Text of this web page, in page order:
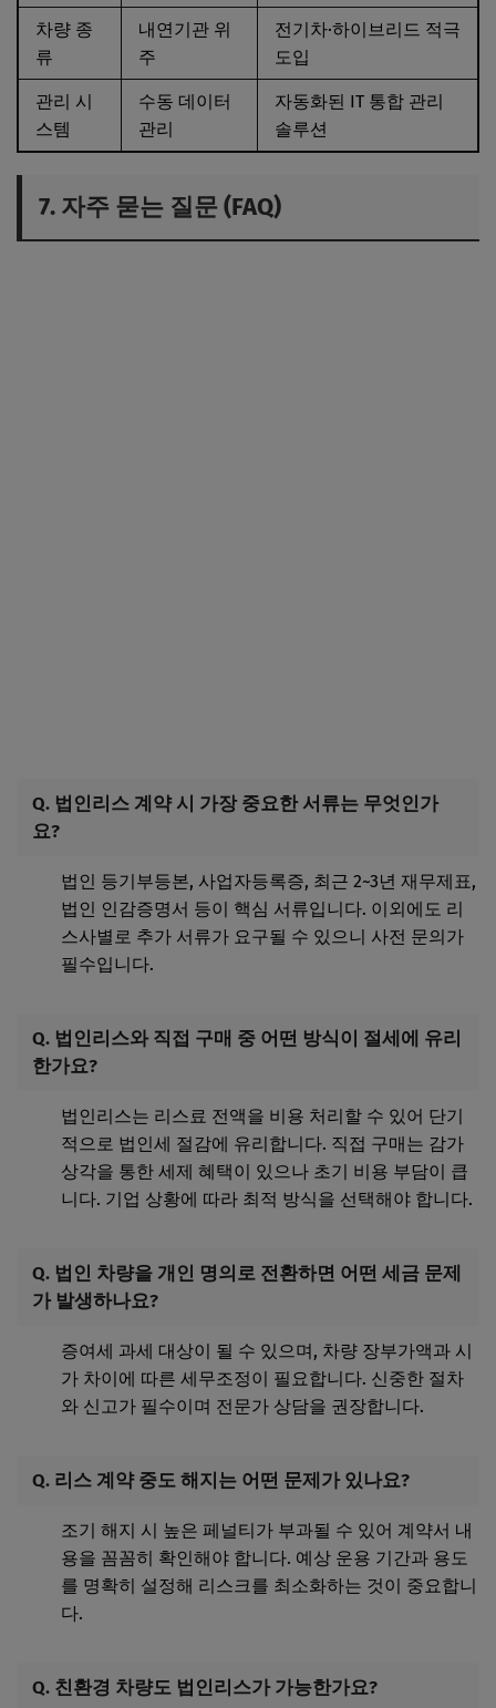
차량 종
류
내연기관 위
주
전기차·하이브리드 적극
도입
관리 시
스템
수동 데이터
관리
자동화된 IT 통합 관리
솔루션
7. 자주 묻는 질문 (FAQ)
Q. 법인리스 계약 시 가장 중요한 서류는 무엇인가
요?
법인 등기부등본, 사업자등록증, 최근 2~3년 재무제표,
법인 인감증명서 등이 핵심 서류입니다. 이외에도 리
스사별로 추가 서류가 요구될 수 있으니 사전 문의가
필수입니다.
Q. 법인리스와 직접 구매 중 어떤 방식이 절세에 유리
한가요?
법인리스는 리스료 전액을 비용 처리할 수 있어 단기
적으로 법인세 절감에 유리합니다. 직접 구매는 감가
상각을 통한 세제 혜택이 있으나 초기 비용 부담이 큽
니다. 기업 상황에 따라 최적 방식을 선택해야 합니다.
Q. 법인 차량을 개인 명의로 전환하면 어떤 세금 문제
가 발생하나요?
증여세 과세 대상이 될 수 있으며, 차량 장부가액과 시
가 차이에 따른 세무조정이 필요합니다. 신중한 절차
와 신고가 필수이며 전문가 상담을 권장합니다.
Q. 리스 계약 중도 해지는 어떤 문제가 있나요?
조기 해지 시 높은 페널티가 부과될 수 있어 계약서 내
용을 꼼꼼히 확인해야 합니다. 예상 운용 기간과 용도
를 명확히 설정해 리스크를 최소화하는 것이 중요합니
다.
Q. 친환경 차량도 법인리스가 가능한가요?